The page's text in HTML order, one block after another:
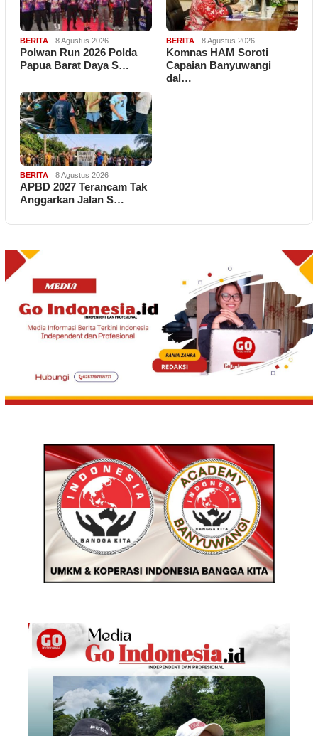
BERITA 8 Agustus 2026
Polwan Run 2026 Polda
Papua Barat Daya S…
BERITA 8 Agustus 2026
Komnas HAM Soroti
Capaian Banyuwangi
dal…
BERITA 8 Agustus 2026
APBD 2027 Terancam Tak
Anggarkan Jalan S…